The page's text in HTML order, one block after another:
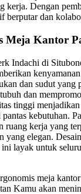
kerja. Dengan
berputar dan
Meja Kantor
Indachi di
dan sudut yang
dan
tinggi
kebutuhan.
ruang kerja yang
yang elegan.
layak untuk
meja
Kamu akan